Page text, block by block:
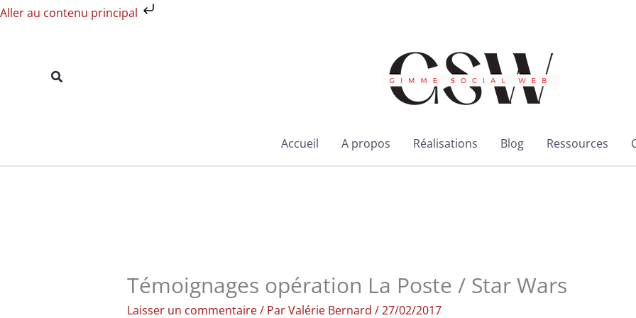
Aller au contenu principal
Aller
Rechercher
Accueil A propos Réalisations Blog Ressources
Témoignages opération La Poste / Star Wars
Laisser un commentaire/ ParValérie Bernard /27/02/2017